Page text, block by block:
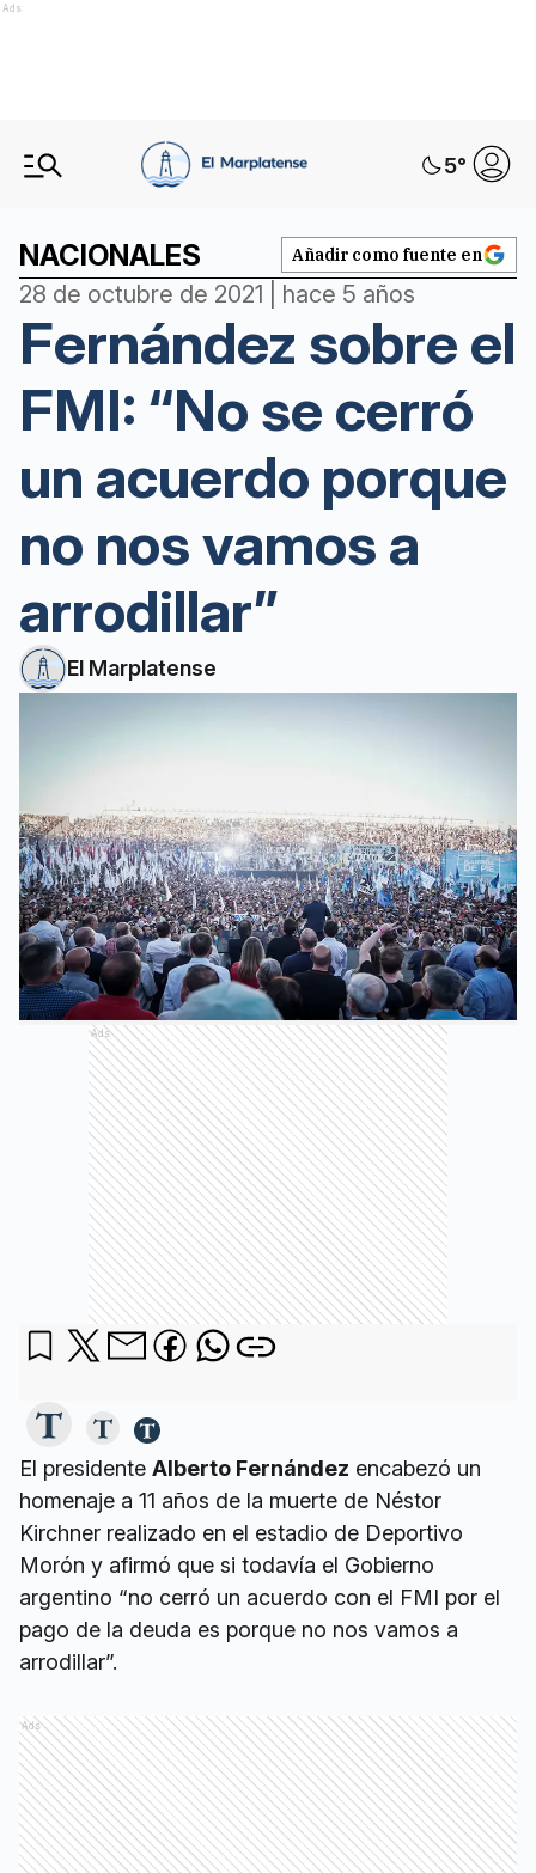
Ads
5°
NACIONALES Añadir como fuente en
28 de octubre de 2021 | hace 5 años
Fernández sobre el
FMI: “No se cerró
un acuerdo porque
no nos vamos a
arrodillar”
El Marplatense
Ads
El presidente Alberto Fernández encabezó un
homenaje a 11 años de la muerte de Néstor
Kirchner realizado en el estadio de Deportivo
Morón y afirmó que si todavía el Gobierno
argentino “no cerró un acuerdo con el FMI por el
pago de la deuda es porque no nos vamos a
arrodillar”.
Ads